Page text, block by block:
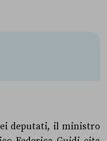
deputati, il ministro